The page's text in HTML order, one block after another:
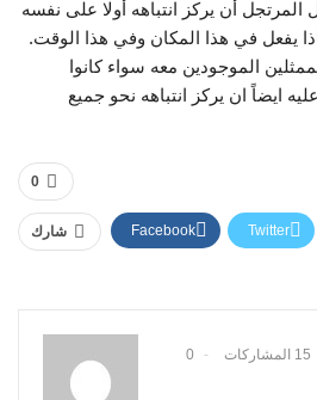
المرتجل أن يركز انتباهه أولا على نفسه
يفعل في هذا المكان وفي هذا الوقت.
الموجودين معه سواء كانوا
ايضاً ان يركز انتباهه نحو جميع
0
شارك Facebook Twitter
15 المشاركات 0